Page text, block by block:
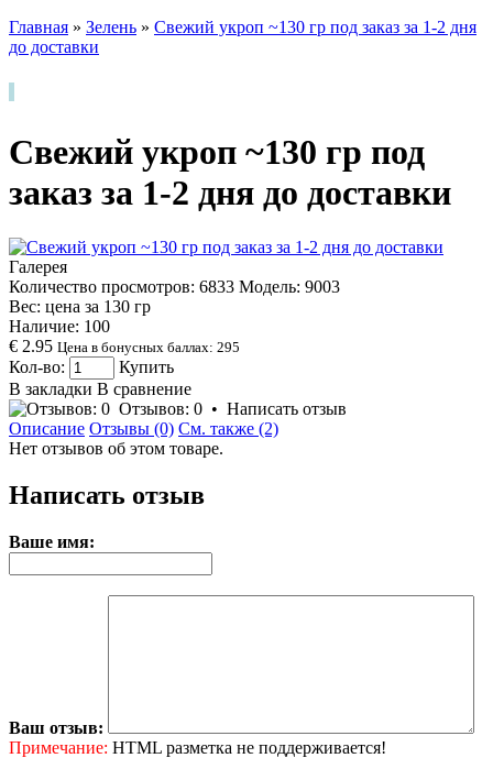
Главная » Зелень » Свежий укроп ~130 гр под заказ за 1-2 дня
до доставки
Свежий укроп ~130 гр под
заказ за 1-2 дня до доставки
Галерея
Количество просмотров: 6833 Модель: 9003
Вес: цена за 130 гр
Наличие: 100
€ 2.95 Цена в бонусных баллах: 295
Кол-во:
Купить
В закладки В сравнение
Отзывов: 0 • Написать отзыв
Описание Отзывы (0) См. также (2)
Нет отзывов об этом товаре.
Написать отзыв
Ваше имя:
Ваш отзыв:
Примечание: HTML разметка не поддерживается!